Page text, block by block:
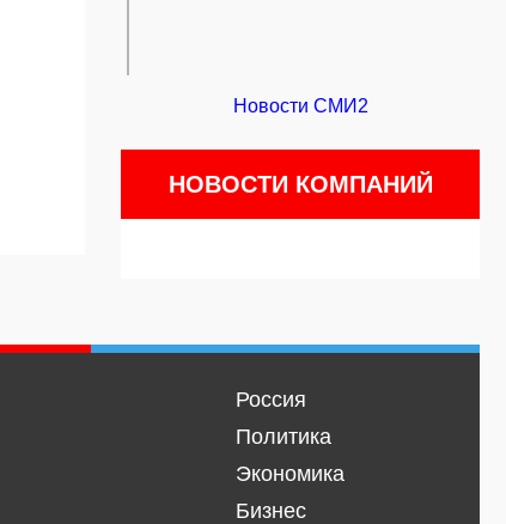
Новости СМИ2
НОВОСТИ КОМПАНИЙ
Россия
Политика
Экономика
Бизнес